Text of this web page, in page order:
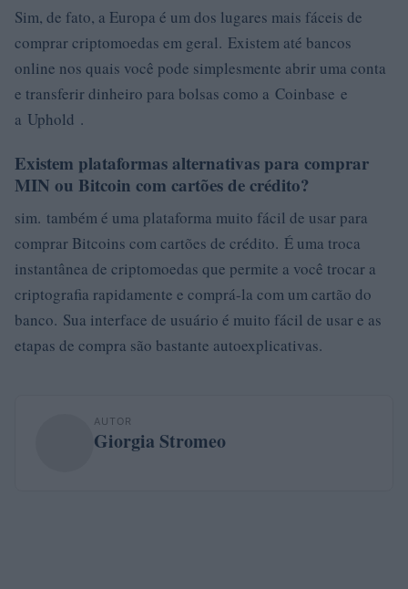
Sim, de fato, a Europa é um dos lugares mais fáceis de
comprar criptomoedas em geral. Existem até bancos
online nos quais você pode simplesmente abrir uma conta
e transferir dinheiro para bolsas como a Coinbase e
a Uphold .
Existem plataformas alternativas para comprar
MIN ou Bitcoin com cartões de crédito?
sim. também é uma plataforma muito fácil de usar para
comprar Bitcoins com cartões de crédito. É uma troca
instantânea de criptomoedas que permite a você trocar a
criptografia rapidamente e comprá-la com um cartão do
banco. Sua interface de usuário é muito fácil de usar e as
etapas de compra são bastante autoexplicativas.
AUTOR
Giorgia Stromeo